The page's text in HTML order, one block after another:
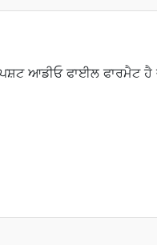
ਆਡੀਓ ਫਾਈਲ ਫਾਰਮੈਟ